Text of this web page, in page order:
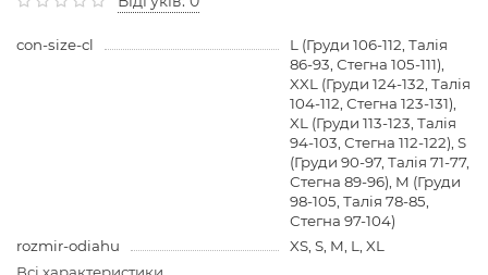
con-size-cl
L (Груди 106-112, Талія
86-93, Стегна 105-111),
XXL (Груди 124-132, Талія
104-112, Стегна 123-131),
XL (Груди 113-123, Талія
94-103, Стегна 112-122), S
(Груди 90-97, Талія 71-77,
Стегна 89-96), M (Груди
98-105, Талія 78-85,
Стегна 97-104)
rozmir-odiahu
XS, S, M, L, XL